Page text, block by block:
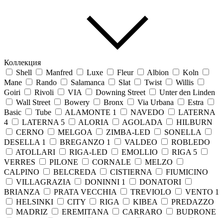
Коллекция
Shell
Manfred Luxe Fleur Albion
Koln
Mane
Rando Salamanca Slat Twist
Willis
Goiri
Rivoli VIA Downing Street
Unter den Linden
Wall Street
Bowery Bronx Via Urbana
Estra
Basic
Tube ALAMONTE 1 NAVEDO
LATERNA
4
LATERNA 5 ALORIA AGOLADA
HILBURN
CERNO
MELGOA ZIMBA-LED
SONELLA
DESELLA 1
BREGANZO 1 VALDEO
ROBLEDO
ATOLLARI
RIGA-LED EMOLLIO
RIGA 5
VERRES
PILONE CORNALE
MELZO
CALPINO
BELCREDA CISTIERNA
FIUMICINO
VILLAGRAZIA
DONINNI 1
DONATORI
BRIANZA
PRATA VECCHIA TREVIOLO
VENTO 1
HELSINKI
CITY RIGA KIBEA
PREDAZZO
MADRIZ
EREMITANA CARRARO
BUDRONE